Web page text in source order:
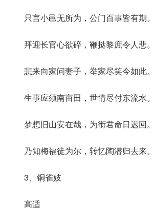
只言小邑无所为，公门百事皆有期。
拜迎长官心欲碎，鞭挞黎庶令人悲。
悲来向家问妻子，举家尽笑今如此。
生事应须南亩田，世情尽付东流水。
梦想旧山安在哉，为衔君命日迟回。
乃知梅福徒为尔，转忆陶潜归去来。
3、铜雀妓
高适